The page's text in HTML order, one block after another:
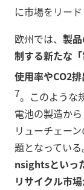
に市場をリー
欧州では、 製
制する新たな
使用率やCO2
7。このような
電池の製造か
リューチェー
題となっている
nsightsといっ
リサイクル市